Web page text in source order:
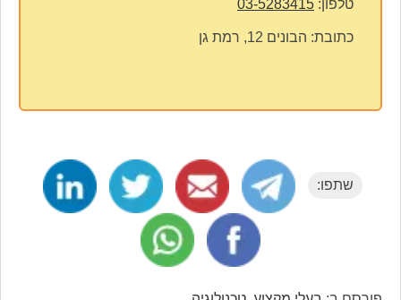
טלפון: 03-5283415
כתובת: הבונים 12, רמת גן
שתפו: